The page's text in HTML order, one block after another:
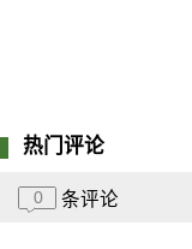
热门评论
0 条评论